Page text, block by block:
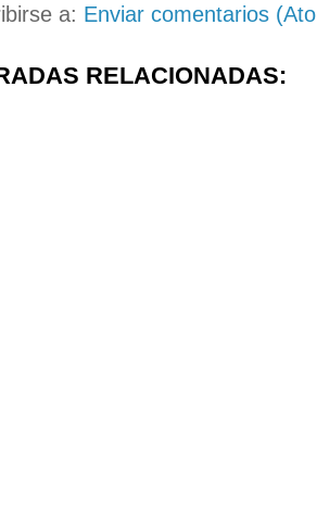
a: Enviar comentarios
RELACIONADAS: